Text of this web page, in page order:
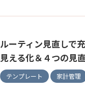
ルーティン見直しで
見える化＆４つの見
テンプレート 家計管理